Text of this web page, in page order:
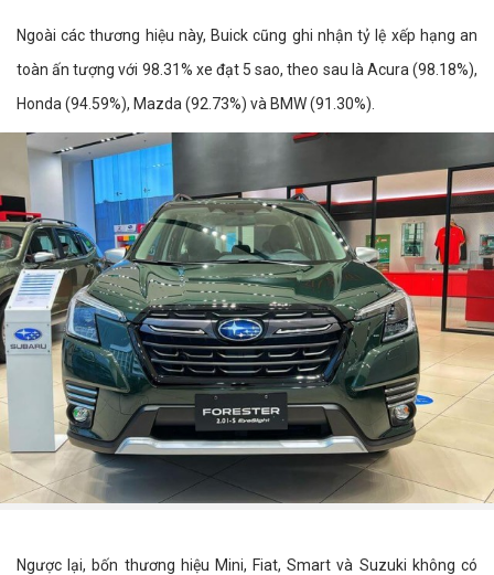
Ngoài các thương hiệu này, Buick cũng ghi nhận tỷ lệ xếp hạng an
toàn ấn tượng với 98.31% xe đạt 5 sao, theo sau là Acura (98.18%),
Honda (94.59%), Mazda (92.73%) và BMW (91.30%).
Ngược lại, bốn thương hiệu Mini, Fiat, Smart và Suzuki không có